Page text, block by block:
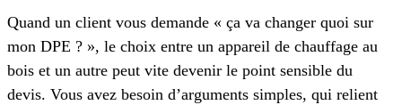
Quand un client vous demande « ça va changer quoi sur
mon DPE ? », le choix entre un appareil de chauffage au
bois et un autre peut vite devenir le point sensible du
devis. Vous avez besoin d’arguments simples, qui relient